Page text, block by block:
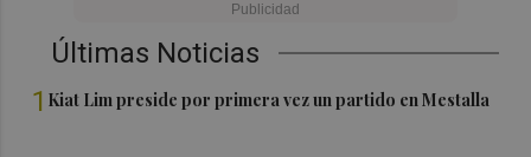
Últimas Noticias
1 Kiat Lim preside por primera vez un partido en Mestalla